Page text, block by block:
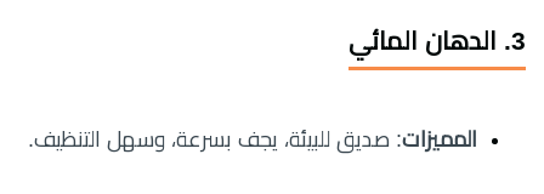
3. الدهان المائي
المميزات: صديق للبيئة، يجف بسرعة، وسهل التنظيف.